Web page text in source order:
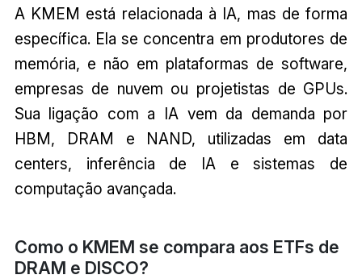
A KMEM está relacionada à IA, mas de forma
específica. Ela se concentra em produtores de
memória, e não em plataformas de software,
empresas de nuvem ou projetistas de GPUs.
Sua ligação com a IA vem da demanda por
HBM, DRAM e NAND, utilizadas em data
centers, inferência de IA e sistemas de
computação avançada.
Como o KMEM se compara aos ETFs de
DRAM e DISCO?